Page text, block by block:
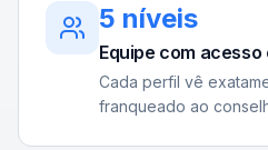
5 níveis
Equipe com acesso
Cada perfil vê
franqueado ao